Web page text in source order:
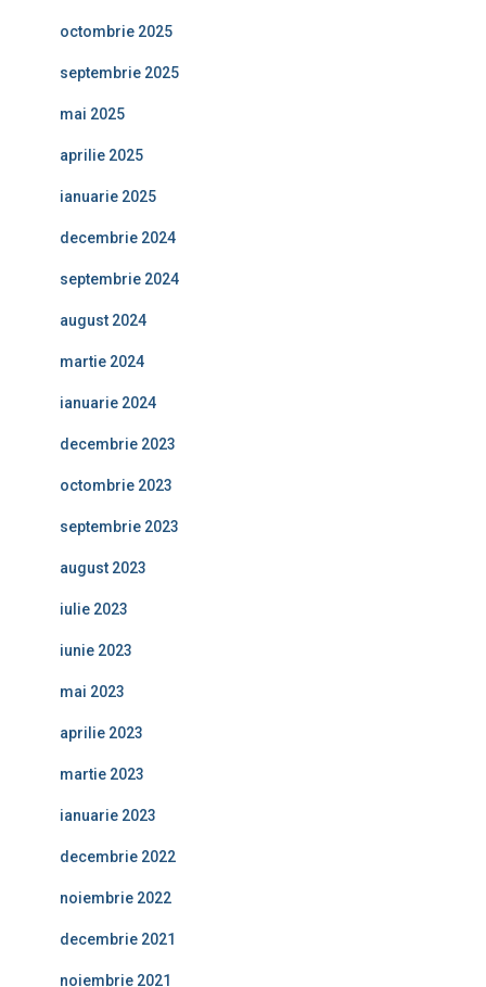
octombrie 2025
septembrie 2025
mai 2025
aprilie 2025
ianuarie 2025
decembrie 2024
septembrie 2024
august 2024
martie 2024
ianuarie 2024
decembrie 2023
octombrie 2023
septembrie 2023
august 2023
iulie 2023
iunie 2023
mai 2023
aprilie 2023
martie 2023
ianuarie 2023
decembrie 2022
noiembrie 2022
decembrie 2021
noiembrie 2021